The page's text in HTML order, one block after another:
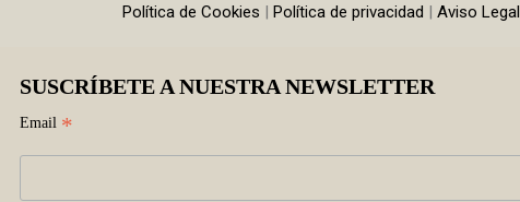
Política de Cookies | Política de privacidad | Aviso Legal
SUSCRÍBETE A NUESTRA NEWSLETTER
Email *